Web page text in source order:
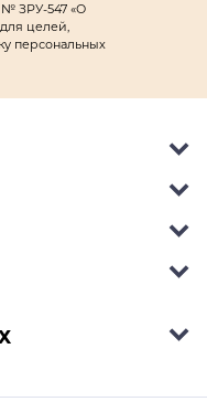
№ ЗРУ-547 «О
целей,
персональных